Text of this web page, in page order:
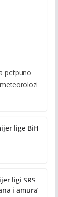
potpuno
lige BiH
ligi SRS
i amura’